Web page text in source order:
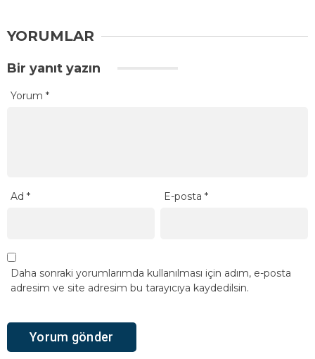
YORUMLAR
Bir yanıt yazın
Yorum *
Ad * E-posta*
Daha sonraki yorumlarımda kullanılması için adım, e-posta
adresim ve site adresim bu tarayıcıya kaydedilsin.